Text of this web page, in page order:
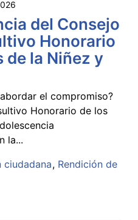
del Consejo
Honorario
de la Niñez y
el compromiso?
Honorario de los
la...
ciudadana Rendición de